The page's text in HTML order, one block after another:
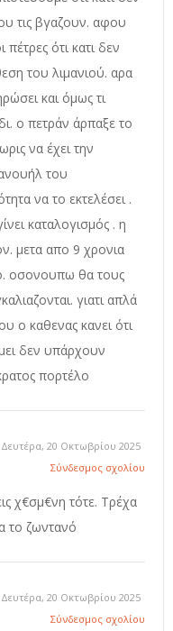
τις βγαζουν. αφου
ότι κατι δεν
του λιμανιού. αρα
και όμως τι
ο πετράν άρπαξε το
να έχει την
του
να το εκτελέσει .
καταλογισμός . η
μετα απο 9 χρονια
οσονουπω θα τους
γιατι απλά
ο καθενας κανει ότι
δεν υπάρχουν
πορτέλο
Δευτέρα, 20 Οκτωβρίου 2025
Σύνδεσμος σχολίου
χ€σμ€νη τότε. Τρέχα
το ζωντανό
Δευτέρα, 20 Οκτωβρίου 2025
Σύνδεσμος σχολίου